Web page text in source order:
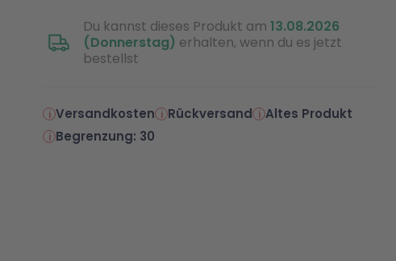
Du kannst dieses Produkt am 13.08.2026
(Donnerstag) erhalten, wenn du es jetzt
bestellst
Versandkosten Rückversand
Altes Produkt
Begrenzung: 30